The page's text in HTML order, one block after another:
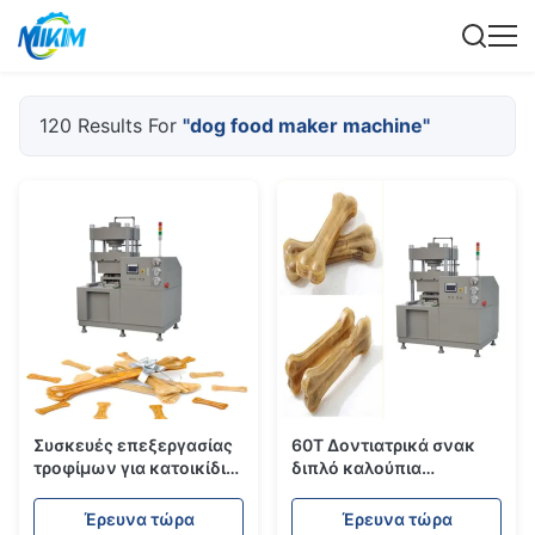
120 Results For "dog food maker machine"
Συσκευές επεξεργασίας
τροφίμων για κατοικίδια
Έρευνα τώρα
60T Δοντιατρικά σνακ
διπλό καλούπια
κόκκαλα Μηχανή με
Έρευνα τώρα